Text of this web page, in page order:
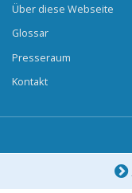
Über diese Webseite
Glossar
Presseraum
Kontakt